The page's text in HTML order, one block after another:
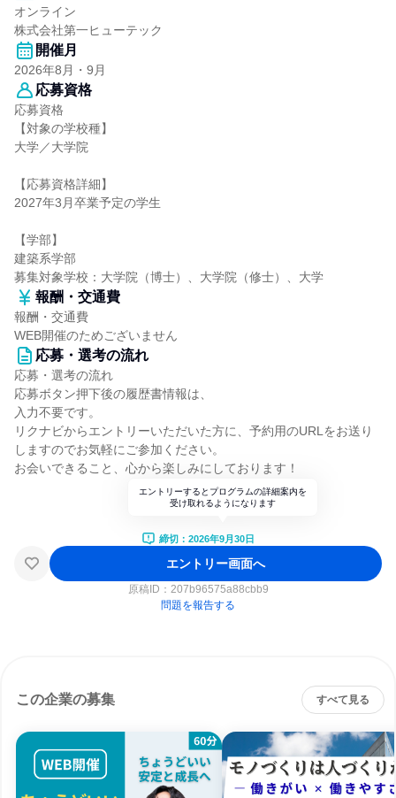
オンライン
株式会社第一ヒューテック
開催月
2026年8月・9月
応募資格
応募資格
【対象の学校種】
大学／大学院
【応募資格詳細】
2027年3月卒業予定の学生
【学部】
建築系学部
募集対象学校：大学院（博士）、大学院（修士）、大学
報酬・交通費
報酬・交通費
WEB開催のためございません
応募・選考の流れ
応募・選考の流れ
応募ボタン押下後の履歴書情報は、
入力不要です。
リクナビからエントリーいただいた方に、予約用のURLをお送り
しますのでお気軽にご参加ください。
お会いできること、心から楽しみにしております！
エントリーするとプログラムの詳細案内を
受け取れるようになります
締切：2026年9月30日
エントリー画面へ
原稿ID： 207b96575a88cbb9
問題を報告する
この企業の募集 すべて見る